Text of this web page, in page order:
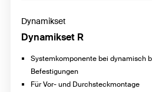
Dynamikset
Dynamikset R
Systemkomponente bei dynamisch
Befestigungen
Für Vor- und Durchsteckmontage